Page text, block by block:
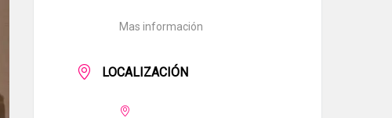
Mas información
LOCALIZACIÓN